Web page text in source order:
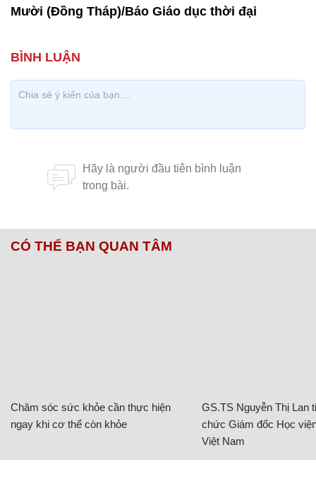
Mười (Đồng Tháp)/Báo Giáo dục thời đại
CÓ THỂ BẠN QUAN TÂM
Chăm sóc sức khỏe cần thực hiện
ngay khi cơ thể còn khỏe
GS.TS Nguyễn Thị Lan
chức Giám đốc Học
Việt Nam